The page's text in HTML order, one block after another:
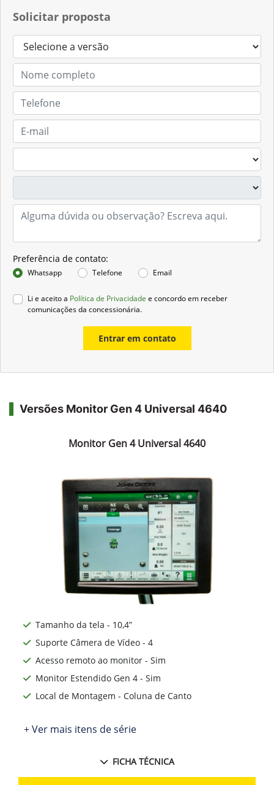
Solicitar proposta
Preferência de contato:
Whatsapp Telefone Email
Li e aceito a Política de Privacidade e concordo em receber
comunicações da concessionária.
Entrar em contato
Versões Monitor Gen 4 Universal 4640
Monitor Gen 4 Universal 4640
Tamanho da tela - 10,4”
Suporte Câmera de Vídeo - 4
Acesso remoto ao monitor - Sim
Monitor Estendido Gen 4 - Sim
Local de Montagem - Coluna de Canto
+ Ver mais itens de série
FICHA TÉCNICA